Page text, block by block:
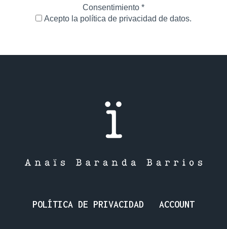
Consentimiento *
Acepto la política de privacidad de datos.
POLÍTICA DE PRIVACIDAD ACCOUNT